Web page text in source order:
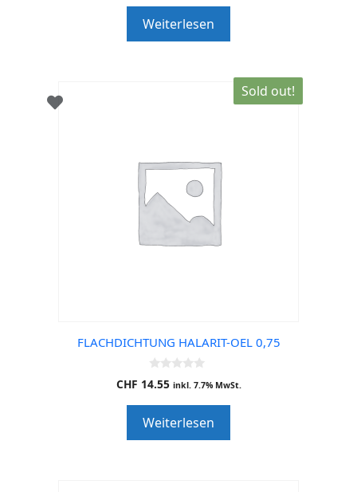
o
f
5
Weiterlesen
Sold out!
FLACHDICHTUNG HALARIT-OEL 0,75
0
o
o
f
5
CHF 14.55 inkl. 7.7% MwSt.
Weiterlesen